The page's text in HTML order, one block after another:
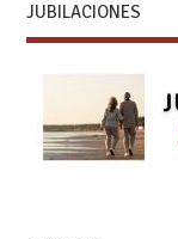
JUBILACIONES